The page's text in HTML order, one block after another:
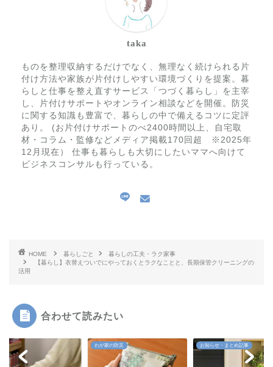
taka
ものを整理収納するだけでなく、無理なく続けられる片
付け方法や家族が片付けしやすい環境づくりを提案。暮
らしと仕事を整え直すサービス「つづく暮らし」を主宰
し、片付けサポートやオンライン相談などを開催。防災
に関する知識も豊富で、暮らしの中で備えるコツに定評
あり。 (お片付けサポートのべ2400時間以上、自宅取
材・コラム・監修などメディア掲載170回超 ※2025年
12月現在） 仕事も暮らしも大切にしたいママへ向けて
ビジネスコンサルも行っている。
HOME 暮らしごと
暮らしの工夫・ラク家事
【暮らし】衣替えついでにやっておくとラクなことと、長期保管クリーニングの
活用
合わせて読みたい
わが家の防災 お知らせ・まとめ記事